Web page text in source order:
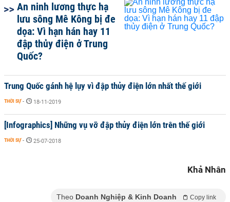
An ninh lương thực hạ
lưu sông Mê Kông bị đe
dọa: Vì hạn hán hay 11
đập thủy điện ở Trung
Quốc?
Trung Quốc gánh hệ lụy vì đập thủy điện lớn nhất thế giới
THỜI SỰ - 18-11-2019
[Infographics] Những vụ vỡ đập thủy điện lớn trên thế giới
THỜI SỰ - 25-07-2018
Khả Nhân
Theo Doanh Nghiệp & Kinh Doanh Copy link